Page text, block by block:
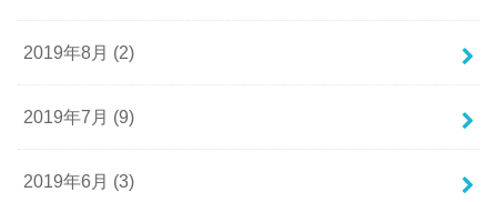
2019年8月 (2)
2019年7月 (9)
2019年6月 (3)